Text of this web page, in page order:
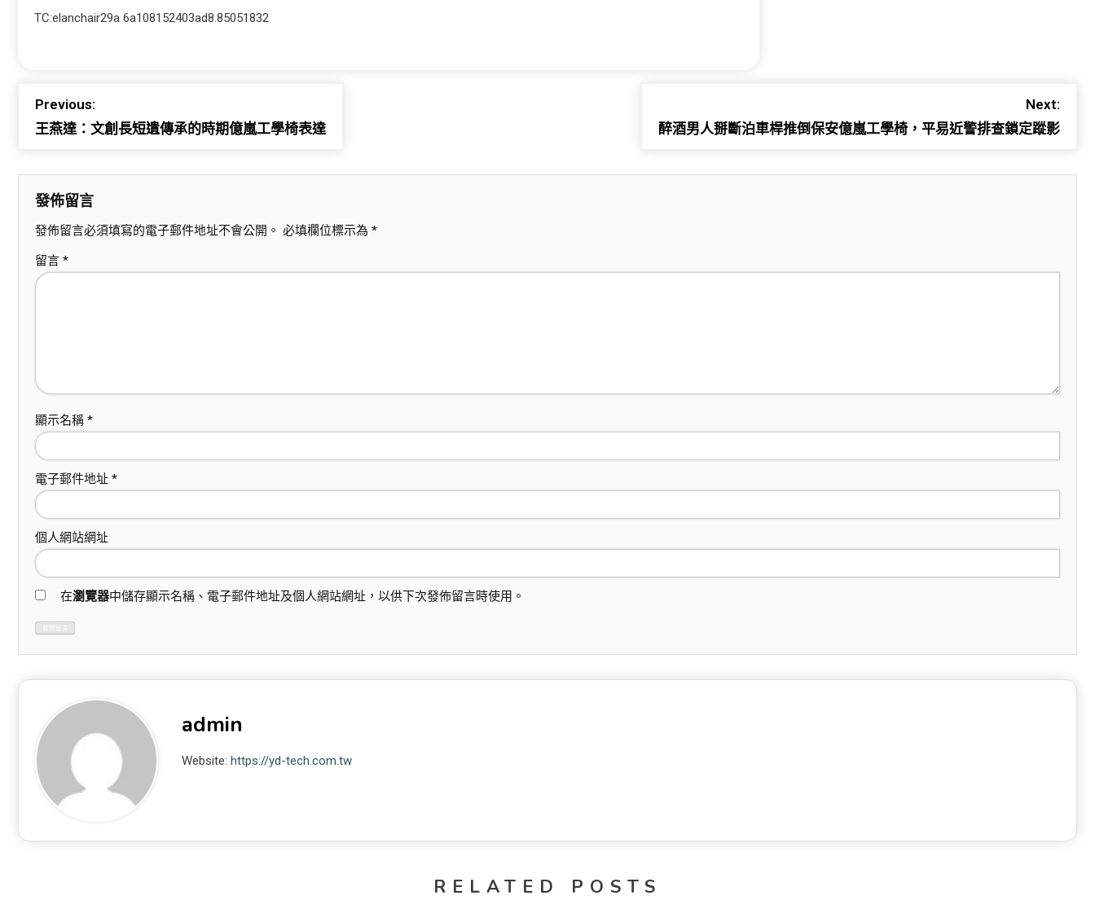
TC:elanchair29a 6a108152403ad8.85051832
Previous:
王燕達：文創長短遺傳承的時期億嵐工學椅表達
Next:
醉酒男人掰斷泊車桿推倒保安億嵐工學椅，平易近警排查鎖定蹤影
發佈留言
發佈留言必須填寫的電子郵件地址不會公開。 必填欄位標示為 *
留言 *
顯示名稱 *
電子郵件地址 *
個人網站網址
在瀏覽器中儲存顯示名稱、電子郵件地址及個人網站網址，以供下次發佈留言時使用。
admin
Website:https://yd-tech.com.tw
RELATED POSTS